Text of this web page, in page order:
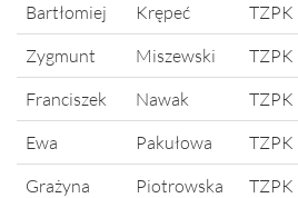
Bartłomiej
Krępeć TZPK
Zygmunt
Miszewski TZPK
Franciszek
Nawak TZPK
Ewa
Pakułowa TZPK
Grażyna
Piotrowska TZPK